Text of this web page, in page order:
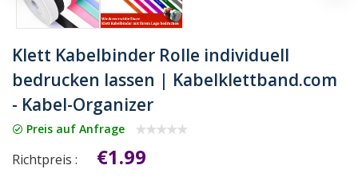
Klett Kabelbinder Rolle individuell
bedrucken lassen | Kabelklettband.com
- Kabel-Organizer
Preis auf Anfrage
Richtpreis : €1.99